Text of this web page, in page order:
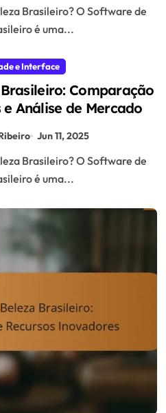
é uma...
e Interface
Comparação
Análise de Mercado
Jun 11, 2025
é uma...